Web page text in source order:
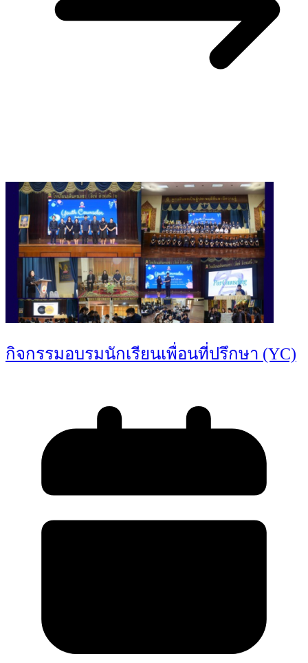
กิจกรรมอบรมนักเรียนเพื่อนที่ปรึกษา (YC)